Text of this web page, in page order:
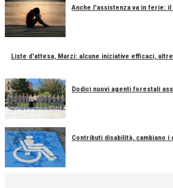
Anche l'assistenza va in ferie:
Liste d'attesa, Marzi: alcune iniziative efficaci,
Dodici nuovi agenti forestali
Contributi disabilità, cambiano